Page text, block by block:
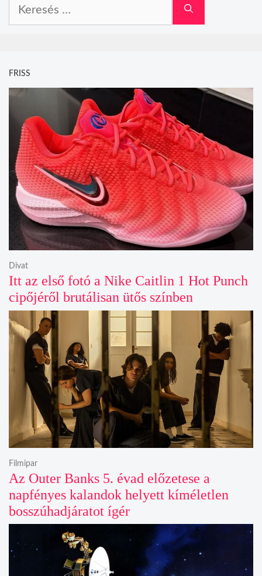
FRISS
Itt az első fotó a Nike Caitlin 1 Hot Punch
cipőjéről brutálisan ütős színben
Divat
Az Outer Banks 5. évad előzetese a
napfényes kalandok helyett kíméletlen
bosszúhadjáratot ígér
Filmipar